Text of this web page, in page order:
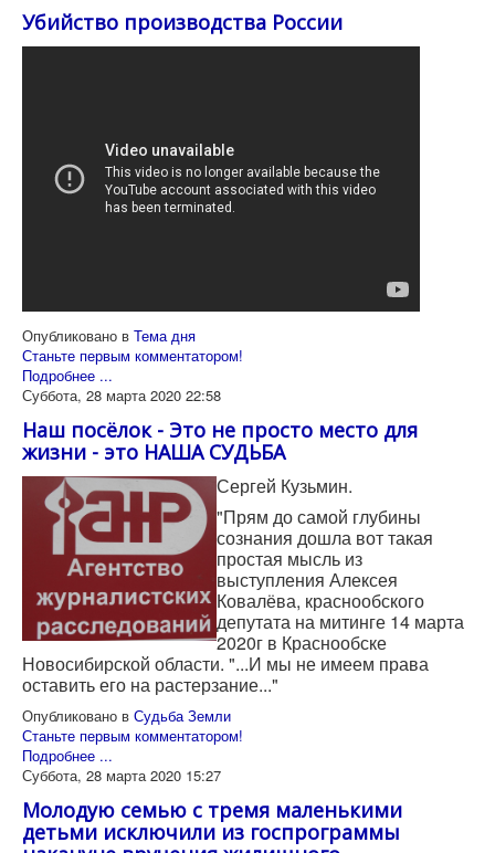
Убийство производства России
Опубликовано в Тема дня
Станьте первым комментатором!
Подробнее ...
Суббота, 28 марта 2020 22:58
Наш посёлок - Это не просто место для
жизни - это НАША СУДЬБА
Сергей Кузьмин.
"Прям до самой глубины
сознания дошла вот такая
простая мысль из
выступления Алексея
Ковалёва, краснообского
депутата на митинге 14 марта
2020г в Краснообске
Новосибирской области. "...И мы не имеем права
оставить его на растерзание..."
Опубликовано в Судьба Земли
Станьте первым комментатором!
Подробнее ...
Суббота, 28 марта 2020 15:27
Молодую семью с тремя маленькими
детьми исключили из госпрограммы